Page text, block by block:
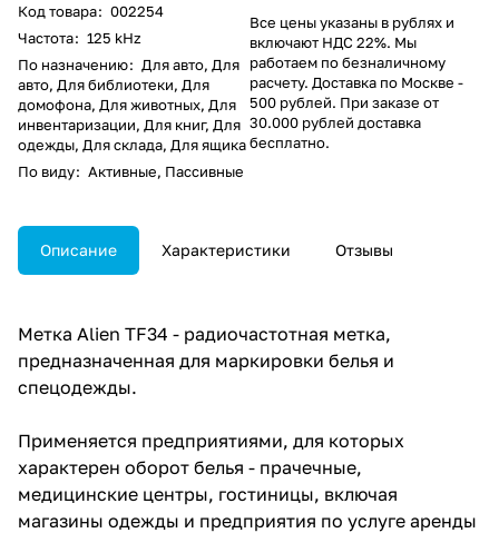
Код товара: 002254
Частота: 125 kHz
По назначению: Для авто, Для
авто, Для библиотеки, Для
домофона, Для животных, Для
инвентаризации, Для книг, Для
одежды, Для склада, Для ящика
По виду: Активные, Пассивные
Все цены указаны в рублях и
включают НДС 22%. Мы
работаем по безналичному
расчету. Доставка по Москве -
500 рублей. При заказе от
30.000 рублей доставка
бесплатно.
Описание Характеристики Отзывы
Метка Alien TF34 - радиочастотная метка,
предназна­ченная для маркировки белья и
спецодежды.
Применяется предприятиями, для которых
характерен оборот белья - прачечные,
медицинские цен­тры, гостиницы, включая
магазины одежды и предприя­тия по услуге аренды